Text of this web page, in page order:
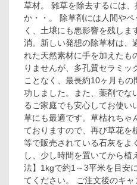
草材。 雑草を除去するには
か・・。 除草剤には人間や
く、土壌にも悪影響を残し
消。新しい発想の除草材は、
れた天然素材に手を加えたも
りませんが、多孔質セラミッ
ことなく、最長約10ヶ月も
功しました。また、薬剤でな
るご家庭でも安心してお使い
草にも最適です。草枯れちゃ
ておりますので、再び草花を
等で販売されている石灰をよ
し、少し時間を置いてから植
法】1kgで約1～3平米を目安
てください。 ご注文後のキ